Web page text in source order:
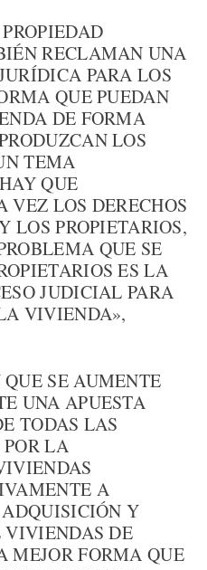
RECLAMAN UNA
PARA LOS
QUE PUEDAN
DE FORMA
LOS
TEMA
QUE
VEZ LOS DERECHOS
LOS PROPIETARIOS,
QUE SE
ES LA
JUDICIAL PARA
VIVIENDA»,
SE AUMENTE
UNA APUESTA
TODAS LAS
LA
A
Y
DE
MEJOR FORMA QUE